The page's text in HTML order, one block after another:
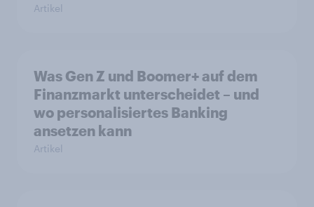
Artikel
Was Gen Z und Boomer+ auf dem
Finanzmarkt unterscheidet – und
wo personalisiertes Banking
ansetzen kann
Artikel